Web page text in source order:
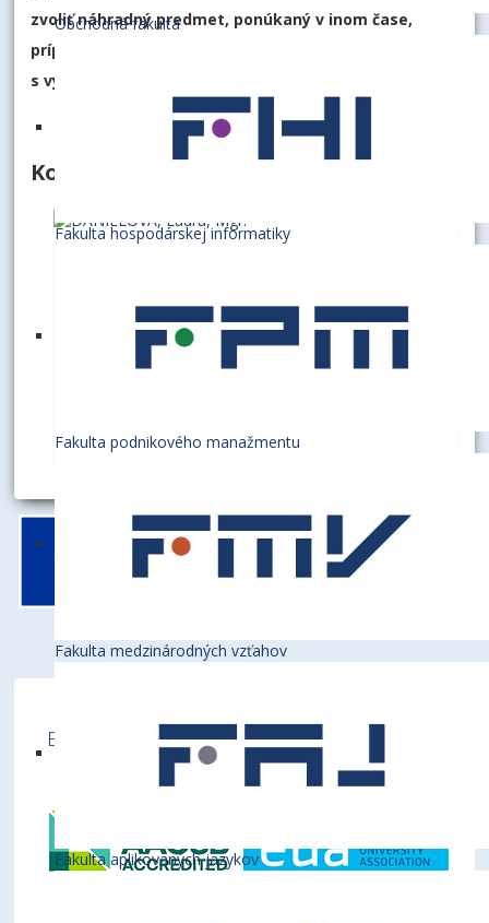
Obchodná fakulta
Fakulta hospodárskej informatiky
Fakulta podnikového manažmentu
Fakulta medzinárodných vzťahov
Fakulta aplikovaných jazykov
zvoliť náhradný predmet, ponúkaný v inom čase,
prípadne konzultovať danú situáciu priamo
s vyučujúcim
Kontakty
koordinátorka pre prichádzajúcich študentov
A3.15
+421 2 6729 5680
Ekonomická univerzita v Bratislave je členom
týchto medzinárodných inštitúcií